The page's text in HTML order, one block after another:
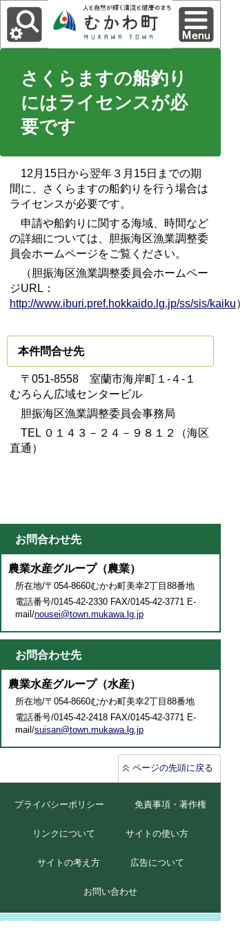
さくらますの船釣り
にはライセンスが必
要です
12月15日から翌年３月15日までの期
間に、さくらますの船釣りを行う場合は
ライセンスが必要です。
申請や船釣りに関する海域、時間など
の詳細については、胆振海区漁業調整委
員会ホームページをご覧ください。
（胆振海区漁業調整委員会ホームペー
ジURL：
http://www.iburi.pref.hokkaido.lg.jp/ss/sis/kaiku）
本件問合せ先
〒051-8558 室蘭市海岸町１-４-１
むろらん広域センタービル
胆振海区漁業調整委員会事務局
TEL ０１４３－２４－９８１２（海区
直通）
お問合わせ先
農業水産グループ（農業）
所在地/〒054-8660むかわ町美幸2丁目88番地
電話番号/0145-42-2330 FAX/0145-42-3771 E-
mail/nousei@town.mukawa.lg.jp
お問合わせ先
農業水産グループ（水産）
所在地/〒054-8660むかわ町美幸2丁目88番地
電話番号/0145-42-2418 FAX/0145-42-3771 E-
mail/suisan@town.mukawa.lg.jp
ページの先頭に戻る
プライバシーポリシー 免責事項・著作権
リンクについて サイトの使い方
サイトの考え方 広告について
お問い合わせ